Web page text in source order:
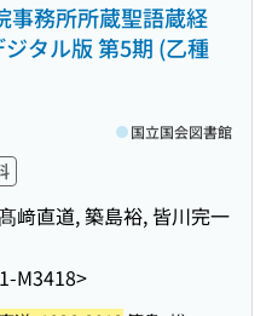
事務所所蔵聖語蔵経
タル版 第5期 (乙種
﨑直道, 築島裕, 皆川完一
M3418>
国立国会図書館